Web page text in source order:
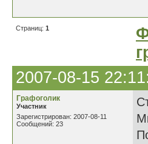
Страниц: 1
2007-08-15
Графоголик
Участник
Зарегистрирован: 2007-08-11
Сообщений: 23